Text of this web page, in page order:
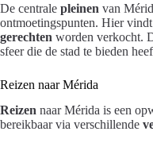
De centrale pleinen van
ontmoetingspunten. Hier
gerechten worden verkocht.
sfeer die de stad te bieden
Reizen naar Mérida
Reizen naar Mérida is een
bereikbaar via verschillende